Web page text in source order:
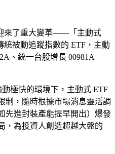
來了重大變革——「主動式
被動追蹤指數的 ETF，主動
、統一台股增長 00981A
極快的環境下，主動式 ETF
制，隨時根據市場消息靈活調
先進封裝產能提早開出）爆發
，為投資人創造超越大盤的